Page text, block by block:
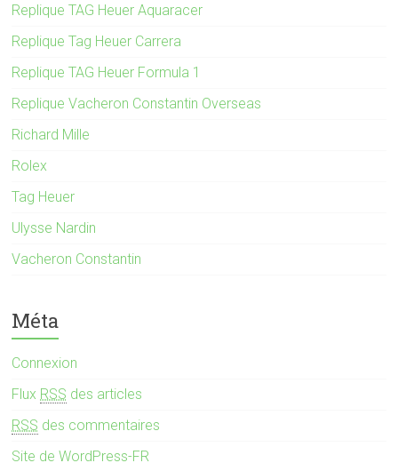
Replique TAG Heuer Aquaracer
Replique Tag Heuer Carrera
Replique TAG Heuer Formula 1
Replique Vacheron Constantin Overseas
Richard Mille
Rolex
Tag Heuer
Ulysse Nardin
Vacheron Constantin
Méta
Connexion
Flux RSS des articles
RSS des commentaires
Site de WordPress-FR